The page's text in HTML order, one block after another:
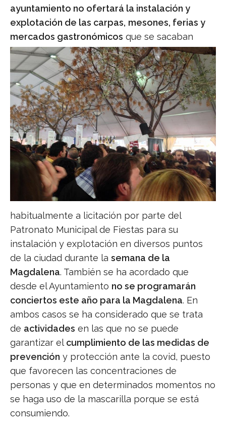
ayuntamiento no ofertará la instalación y
explotación de las carpas, mesones, ferias y
mercados gastronómicos que se sacaban
habitualmente a licitación por parte del
Patronato Municipal de Fiestas para su
instalación y explotación en diversos puntos
de la ciudad durante la semana de la
Magdalena. También se ha acordado que
desde el Ayuntamiento no se programarán
conciertos este año para la Magdalena. En
ambos casos se ha considerado que se trata
de actividades en las que no se puede
garantizar el cumplimiento de las medidas de
prevención y protección ante la covid, puesto
que favorecen las concentraciones de
personas y que en determinados momentos no
se haga uso de la mascarilla porque se está
consumiendo.